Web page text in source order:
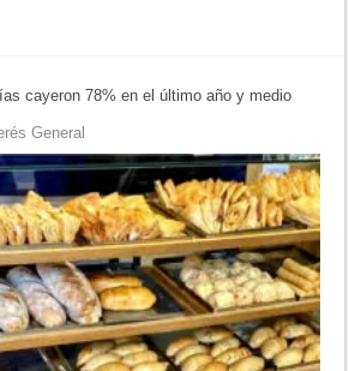
cayeron 78% en el último año y medio
General